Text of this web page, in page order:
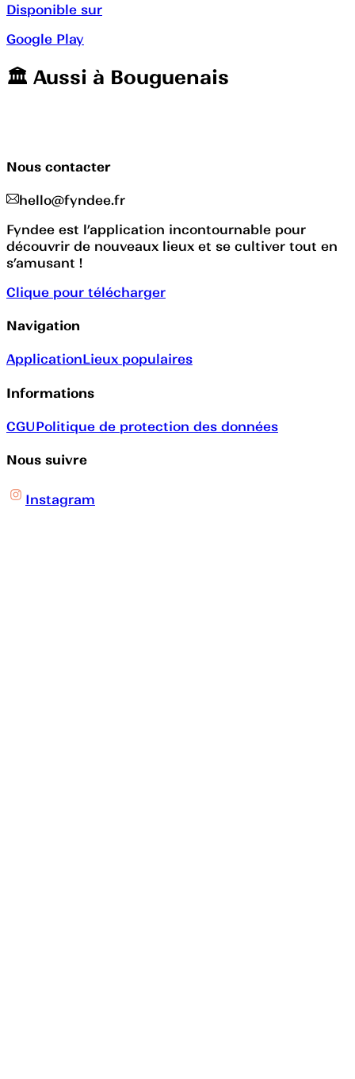
Disponible sur
Google Play
🏛️️ Aussi à Bouguenais
Nous contacter
hello@fyndee.fr
Fyndee est l’application incontournable pour
découvrir de nouveaux lieux et se cultiver tout en
s’amusant !
Clique pour télécharger
Navigation
ApplicationLieux populaires
Informations
CGUPolitique de protection des données
Nous suivre
Instagram